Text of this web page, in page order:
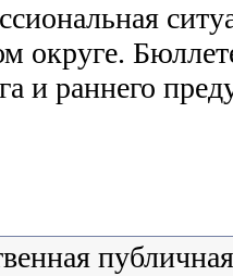
округе.
и раннего